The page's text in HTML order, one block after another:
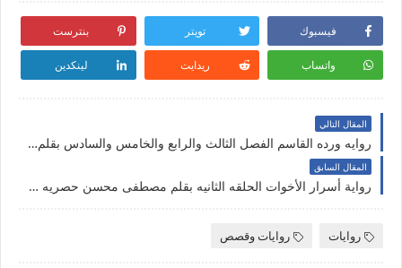
فيسبوك تويتر بنترست
واتساب ريدايت لينكدين
المقال التالي
روايه ورده القاسم الفصل الثالث والرابع والخامس والسادس بقلم الكاتبه جنات حصريه وجديده على مدونة النجم المتوهج
المقال السابق
رواية أسرار الأخوات الحلقه الثانيه بقلم مصطفى محسن حصريه وجديده على مدونة النجم المتوهج
روايات روايات وقصص